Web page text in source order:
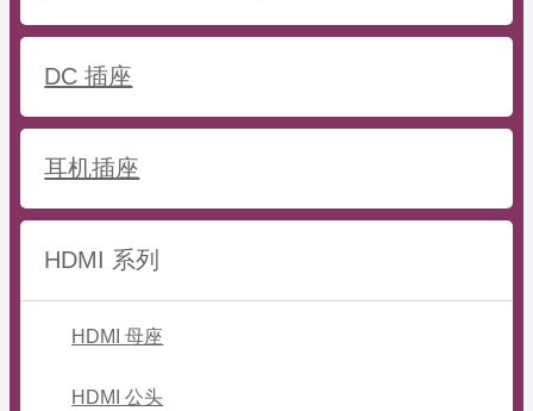
DC 插座
耳机插座
HDMI 系列
HDMI 母座
HDMI 公头